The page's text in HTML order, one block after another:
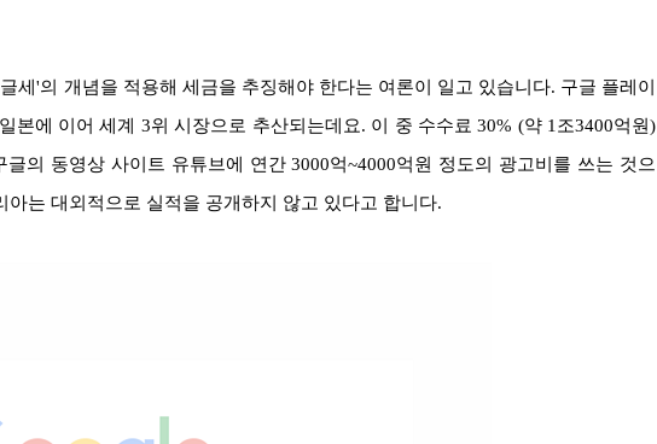
세'의 개념을 적용해 세금을 추징해야 한다는 여론이 일고 있습니다. 구글 플레이
본에 이어 세계 3위 시장으로 추산되는데요. 이 중 수수료 30% (약 1조3400억원)
의 동영상 사이트 유튜브에 연간 3000억~4000억원 정도의 광고비를 쓰는 것으
는 대외적으로 실적을 공개하지 않고 있다고 합니다.